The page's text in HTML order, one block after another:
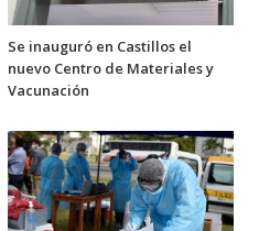
Se inauguró en Castillos el
nuevo Centro de Materiales y
Vacunación